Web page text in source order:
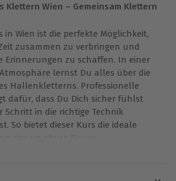
Klettern Wien – Gemeinsam Klettern
in Wien ist die perfekte Möglichkeit,
zusammen zu verbringen und
Erinnerungen zu schaffen. In einer
lernst Du alles über die
Hallenkletterns. Professionelle
dafür, dass Du Dich sicher fühlst
Schritt in die richtige Technik
So bietet dieser Kurs die ideale
etwas Neues
richtig verwendet werden. Die